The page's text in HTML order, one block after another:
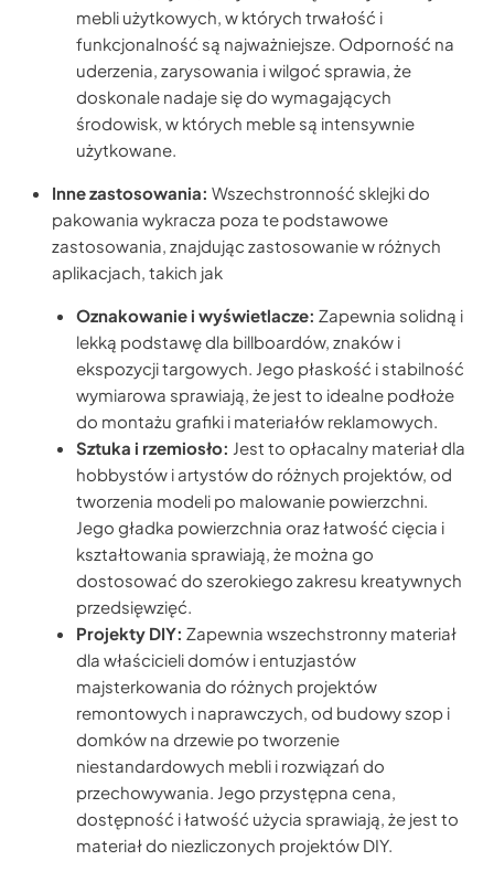
mebli użytkowych, w których trwałość i
funkcjonalność są najważniejsze. Odporność na
uderzenia, zarysowania i wilgoć sprawia, że
doskonale nadaje się do wymagających
środowisk, w których meble są intensywnie
użytkowane.
Inne zastosowania: Wszechstronność sklejki do
pakowania wykracza poza te podstawowe
zastosowania, znajdując zastosowanie w różnych
aplikacjach, takich jak
Oznakowanie i wyświetlacze: Zapewnia solidną i
lekką podstawę dla billboardów, znaków i
ekspozycji targowych. Jego płaskość i stabilność
wymiarowa sprawiają, że jest to idealne podłoże
do montażu grafiki i materiałów reklamowych.
Sztuka i rzemiosło: Jest to opłacalny materiał dla
hobbystów i artystów do różnych projektów, od
tworzenia modeli po malowanie powierzchni.
Jego gładka powierzchnia oraz łatwość cięcia i
kształtowania sprawiają, że można go
dostosować do szerokiego zakresu kreatywnych
przedsięwzięć.
Projekty DIY: Zapewnia wszechstronny materiał
dla właścicieli domów i entuzjastów
majsterkowania do różnych projektów
remontowych i naprawczych, od budowy szop i
domków na drzewie po tworzenie
niestandardowych mebli i rozwiązań do
przechowywania. Jego przystępna cena,
dostępność i łatwość użycia sprawiają, że jest to
materiał do niezliczonych projektów DIY.